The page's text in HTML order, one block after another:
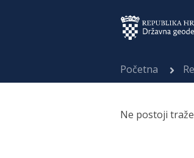
Početna
Ne postoji